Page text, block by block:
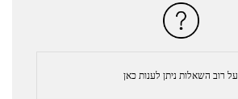
על רוב השאלות ניתן לענות כאן